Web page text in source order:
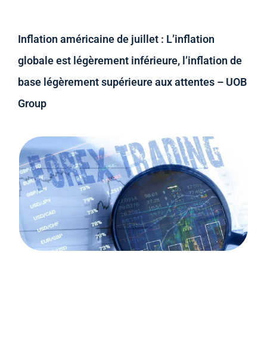
Inflation américaine de juillet : L’inflation
globale est légèrement inférieure, l’inflation de
base légèrement supérieure aux attentes – UOB
Group